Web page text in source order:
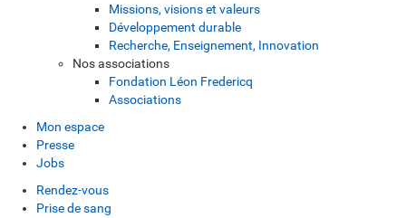
Missions, visions et valeurs
Développement durable
Recherche, Enseignement, Innovation
Nos associations
Fondation Léon Fredericq
Associations
Mon espace
Presse
Jobs
Rendez-vous
Prise de sang